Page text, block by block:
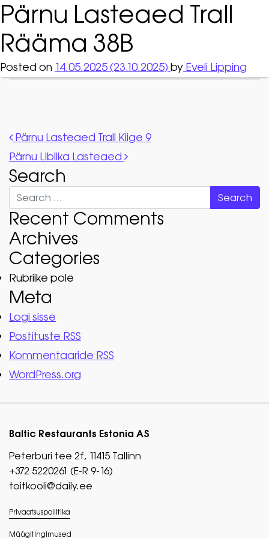
Pärnu Lasteaed Trall
Rääma 38B
Posted on 14.05.2025(23.10.2025) by Eveli Lipping
Post navigation
Pärnu Lasteaed Trall Kiige 9
Pärnu Liblika Lasteaed
Search
Search
Recent Comments
Archives
Categories
Rubriike pole
Meta
Logi sisse
Postituste RSS
Kommentaaride RSS
WordPress.org
Baltic Restaurants Estonia AS
Peterburi tee 2f, 11415 Tallinn
+372 5220261 (E-R 9-16)
toitkooli@daily.ee
Privaatsuspoliitika
Müügitingimused